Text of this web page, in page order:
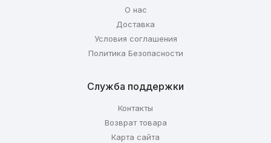
О нас
Доставка
Условия соглашения
Политика Безопасности
Служба поддержки
Контакты
Возврат товара
Карта сайта